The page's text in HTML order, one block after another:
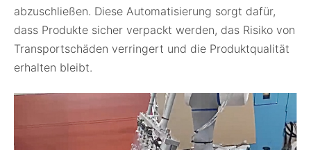
abzuschließen. Diese Automatisierung sorgt dafür,
dass Produkte sicher verpackt werden, das Risiko von
Transportschäden verringert und die Produktqualität
erhalten bleibt.